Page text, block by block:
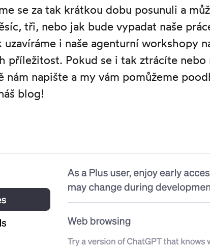
se za tak krátkou dobu posunuli a
tři, nebo jak bude vypadat naše
i naše agenturní workshopy
příležitost. Pokud se i tak ztrácíte
nám napište a my vám pomůžeme
blog!